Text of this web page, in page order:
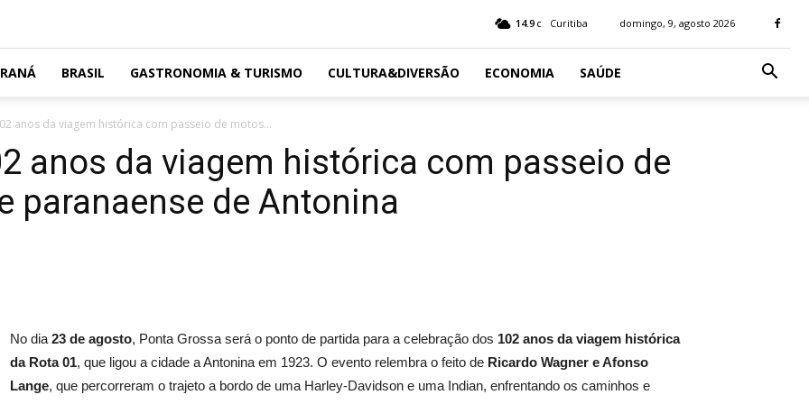
14.9 C Curitiba domingo, 9, agosto 2026
BRASIL GASTRONOMIA & TURISMO CULTURA&DIVERSÃO ECONOMIA SAÚDE
anos da viagem histórica com passeio de motos...
anos da viagem histórica com passeio de
paranaense de Antonina
No dia 23 de agosto, Ponta Grossa será o ponto de partida para a celebração dos 102 anos da viagem histórica
da Rota 01, que ligou a cidade a Antonina em 1923. O evento relembra o feito de Ricardo Wagner e Afonso
Lange, que percorreram o trajeto a bordo de uma Harley-Davidson e uma Indian, enfrentando os caminhos e